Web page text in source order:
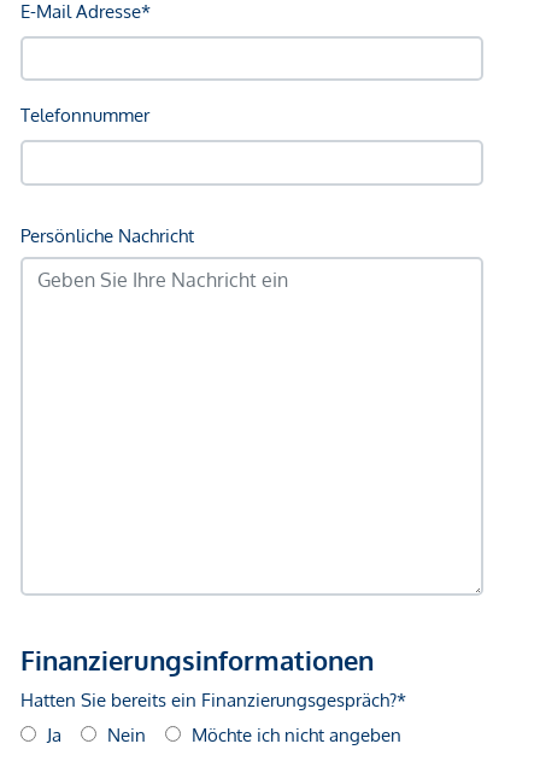
gegenüber dem anbietenden Immobilienunternehmen
unverbindliche Vorabinformationen sind und daher ohne